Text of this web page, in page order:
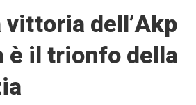
vittoria dell’Akp
è il trionfo della